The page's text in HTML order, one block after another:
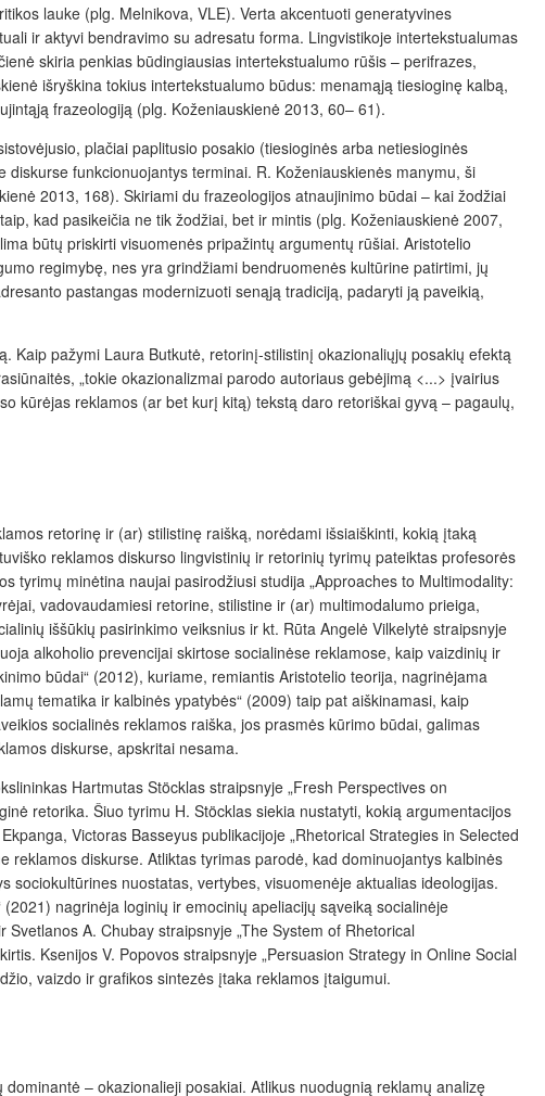
lauke (plg. Melnikova, VLE). Verta akcentuoti generatyvines
ir aktyvi bendravimo su adresatu forma. Lingvistikoje intertekstualumas
skiria penkias būdingiausias intertekstualumo rūšis – perifrazes,
išryškina tokius intertekstualumo būdus: menamąją tiesioginę kalbą,
frazeologiją (plg. Koženiauskienė 2013, 60– 61).
plačiai paplitusio posakio (tiesioginės arba netiesioginės
diskurse funkcionuojantys terminai. R. Koženiauskienės manymu, ši
2013, 168). Skiriami du frazeologijos atnaujinimo būdai – kai žodžiai
kad pasikeičia ne tik žodžiai, bet ir mintis (plg. Koženiauskienė 2007,
būtų priskirti visuomenės pripažintų argumentų rūšiai. Aristotelio
regimybę, nes yra grindžiami bendruomenės kultūrine patirtimi, jų
pastangas modernizuoti senąją tradiciją, padaryti ją paveikią,
pažymi Laura Butkutė, retorinį-stilistinį okazionaliųjų posakių efektą
„tokie okazionalizmai parodo autoriaus gebėjimą <...> įvairius
kūrėjas reklamos (ar bet kurį kitą) tekstą daro retoriškai gyvą – pagaulų,
retorinę ir (ar) stilistinę raišką, norėdami išsiaiškinti, kokią įtaką
reklamos diskurso lingvistinių ir retorinių tyrimų pateiktas profesorės
tyrimų minėtina naujai pasirodžiusi studija „Approaches to Multimodality:
vadovaudamiesi retorine, stilistine ir (ar) multimodalumo prieiga,
iššūkių pasirinkimo veiksnius ir kt. Rūta Angelė Vilkelytė straipsnyje
alkoholio prevencijai skirtose socialinėse reklamose, kaip vaizdinių ir
būdai“ (2012), kuriame, remiantis Aristotelio teorija, nagrinėjama
tematika ir kalbinės ypatybės“ (2009) taip pat aiškinamasi, kaip
socialinės reklamos raiška, jos prasmės kūrimo būdai, galimas
diskurse, apskritai nesama.
Hartmutas Stöcklas straipsnyje „Fresh Perspectives on
retorika. Šiuo tyrimu H. Stöcklas siekia nustatyti, kokią argumentacijos
Victoras Basseyus publikacijoje „Rhetorical Strategies in Selected
diskurse. Atliktas tyrimas parodė, kad dominuojantys kalbinės
nuostatas, vertybes, visuomenėje aktualias ideologijas.
nagrinėja loginių ir emocinių apeliacijų sąveiką socialinėje
A. Chubay straipsnyje „The System of Rhetorical
Ksenijos V. Popovos straipsnyje „Persuasion Strategy in Online Social
vaizdo ir grafikos sintezės įtaka reklamos įtaigumui.
– okazionalieji posakiai. Atlikus nuodugnią reklamų analizę